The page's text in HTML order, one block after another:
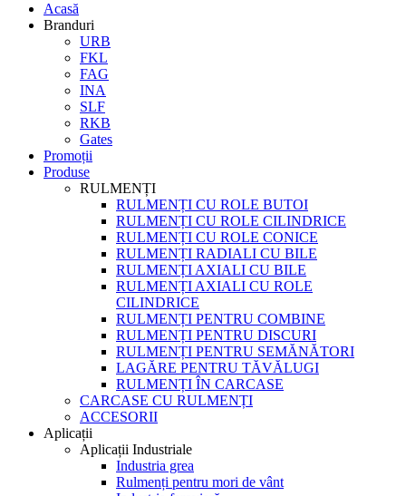
Acasă
Branduri
URB
FKL
FAG
INA
SLF
RKB
Gates
Promoții
Produse
RULMENȚI
RULMENȚI CU ROLE BUTOI
RULMENȚI CU ROLE CILINDRICE
RULMENȚI CU ROLE CONICE
RULMENȚI RADIALI CU BILE
RULMENȚI AXIALI CU BILE
RULMENȚI AXIALI CU ROLE
CILINDRICE
RULMENȚI PENTRU COMBINE
RULMENȚI PENTRU DISCURI
RULMENȚI PENTRU SEMĂNĂTORI
LAGĂRE PENTRU TĂVĂLUGI
RULMENȚI ÎN CARCASE
CARCASE CU RULMENȚI
ACCESORII
Aplicații
Aplicații Industriale
Industria grea
Rulmenți pentru mori de vânt